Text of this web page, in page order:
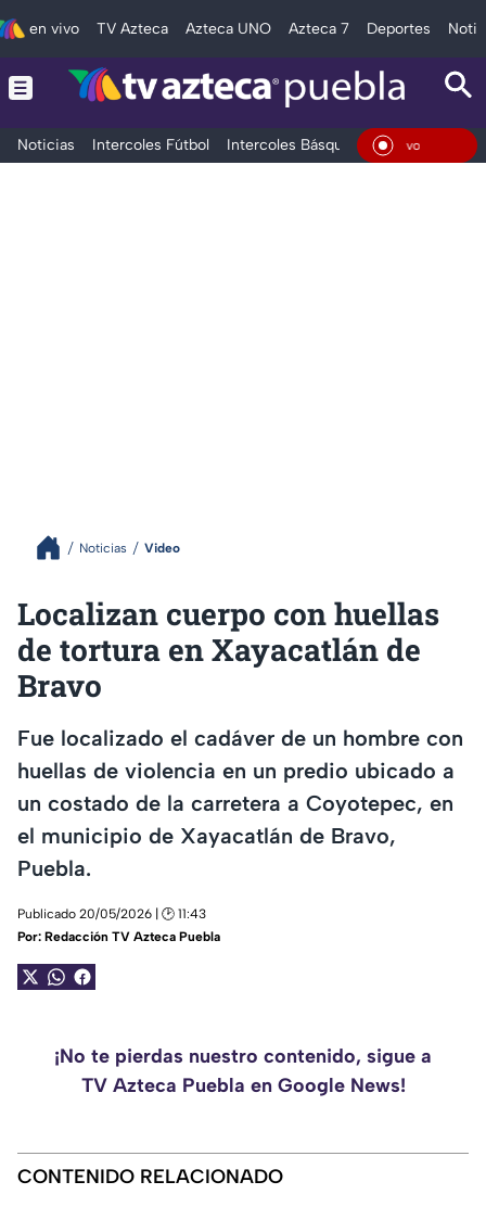
en vivo TV Azteca Azteca UNO Azteca 7 Deportes
Noticias Intercoles Fútbol Intercoles Básquetbol Deportes
En Vivo
Noticias Video
Localizan cuerpo con huellas
de tortura en Xayacatlán de
Bravo
Fue localizado el cadáver de un hombre con
huellas de violencia en un predio ubicado a
un costado de la carretera a Coyotepec, en
el municipio de Xayacatlán de Bravo,
Puebla.
Publicado 20/05/2026 | 🕑 11:43
Por: Redacción TV Azteca Puebla
¡No te pierdas nuestro contenido, sigue a
TV Azteca Puebla en Google News!
CONTENIDO RELACIONADO